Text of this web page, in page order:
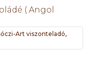
( Angol
Art viszonteladó,